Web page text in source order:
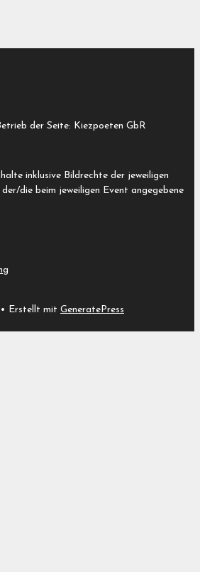
der Seite: Kiezpoeten GbR
inklusive Bildrechte der jeweiligen
die beim jeweiligen Event angegebene
• Erstellt mit GeneratePress